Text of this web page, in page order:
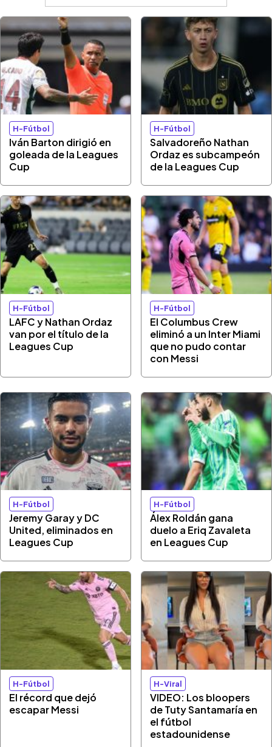
H-Fútbol
Iván Barton dirigió en
goleada de la Leagues
Cup
H-Fútbol
Salvadoreño Nathan
Ordaz es subcampeón
de la Leagues Cup
H-Fútbol
LAFC y Nathan Ordaz
van por el título de la
Leagues Cup
H-Fútbol
El Columbus Crew
eliminó a un Inter Miami
que no pudo contar
con Messi
H-Fútbol
Jeremy Garay y DC
United, eliminados en
Leagues Cup
H-Fútbol
Álex Roldán gana
duelo a Eriq Zavaleta
en Leagues Cup
H-Fútbol
El récord que dejó
escapar Messi
H-Viral
VIDEO: Los bloopers
de Tuty Santamaría en
el fútbol
estadounidense